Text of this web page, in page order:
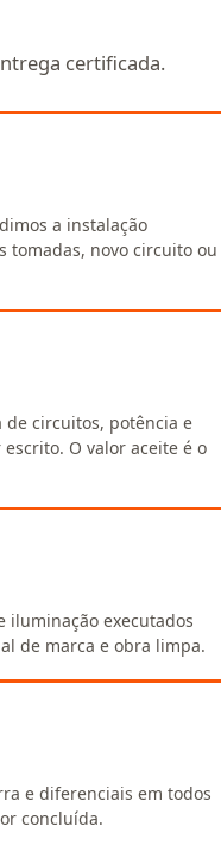
certificada.
a instalação
tomadas, novo circuito ou
de circuitos, potência e
O valor aceite é o
iluminação executados
de marca e obra limpa.
e diferenciais em todos
concluída.